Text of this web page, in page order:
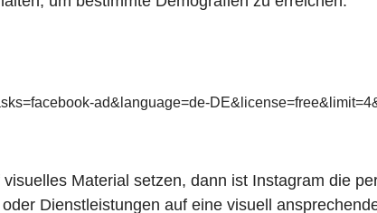
ad&language=de-
Material setzen, dann ist Instagram die
Dienstleistungen auf eine visuell